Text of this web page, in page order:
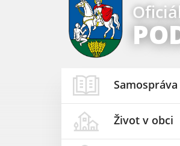
Samospráva
Život v obci